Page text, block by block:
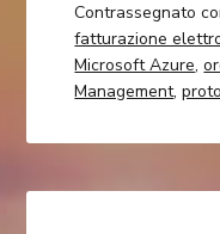
Contrassegnato
fatturazione
Microsoft Azure,
Management,